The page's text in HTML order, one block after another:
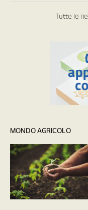
Tutte le
MONDO AGRICOLO